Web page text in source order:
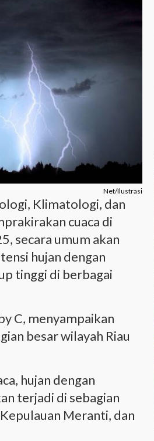
Net/Ilustrasi
Klimatologi, dan
cuaca di
secara umum akan
hujan dengan
tinggi di berbagai
C, menyampaikan
besar wilayah Riau
hujan dengan
terjadi di sebagian
Meranti, dan